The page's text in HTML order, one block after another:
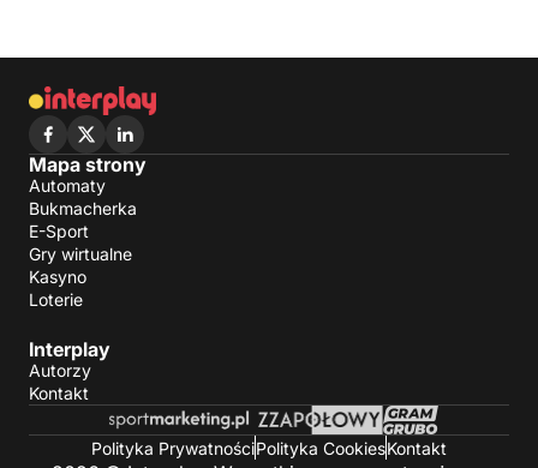
Mapa strony
Automaty
Bukmacherka
E-Sport
Gry wirtualne
Kasyno
Loterie
Interplay
Autorzy
Kontakt
Polityka PrywatnościPolityka CookiesKontakt